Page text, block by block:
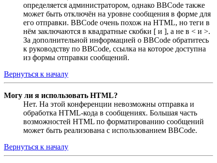
определяется администратором, однако BBCode также
может быть отключён на уровне сообщения в форме для
его отправки. BBCode очень похож на HTML, но теги в
нём заключаются в квадратные скобки [ и ], а не в < и >.
За дополнительной информацией о BBCode обратитесь
к руководству по BBCode, ссылка на которое доступна
из формы отправки сообщений.
Вернуться к началу
Могу ли я использовать HTML?
Нет. На этой конференции невозможны отправка и
обработка HTML-кода в сообщениях. Большая часть
возможностей HTML по форматированию сообщений
может быть реализована с использованием BBCode.
Вернуться к началу